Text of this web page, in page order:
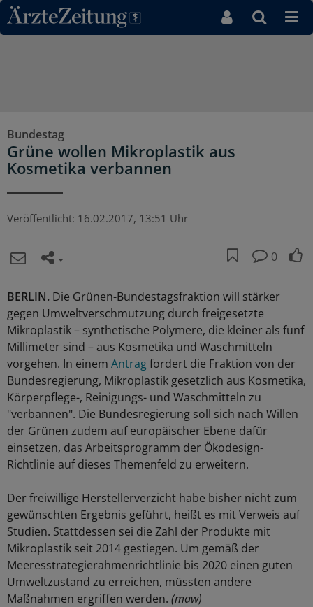
Direkt zum Inhaltsbereich
Bundestag
Grüne wollen Mikroplastik aus
Kosmetika verbannen
Veröffentlicht: 16.02.2017, 13:51 Uhr
0
BERLIN. Die Grünen-Bundestagsfraktion will stärker
gegen Umweltverschmutzung durch freigesetzte
Mikroplastik – synthetische Polymere, die kleiner als fünf
Millimeter sind – aus Kosmetika und Waschmitteln
vorgehen. In einem Antragfordert die Fraktion von der
Bundesregierung, Mikroplastik gesetzlich aus Kosmetika,
Körperpflege-, Reinigungs- und Waschmitteln zu
"verbannen". Die Bundesregierung soll sich nach Willen
der Grünen zudem auf europäischer Ebene dafür
einsetzen, das Arbeitsprogramm der Ökodesign-
Richtlinie auf dieses Themenfeld zu erweitern.
Der freiwillige Herstellerverzicht habe bisher nicht zum
gewünschten Ergebnis geführt, heißt es mit Verweis auf
Studien. Stattdessen sei die Zahl der Produkte mit
Mikroplastik seit 2014 gestiegen. Um gemäß der
Meeresstrategierahmenrichtlinie bis 2020 einen guten
Umweltzustand zu erreichen, müssten andere
Maßnahmen ergriffen werden. (maw)